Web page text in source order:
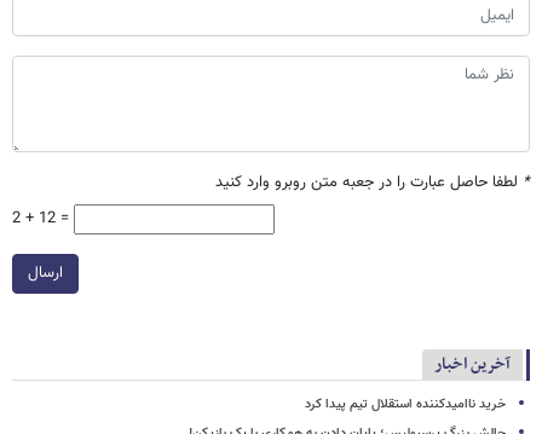
* لطفا حاصل عبارت را در جعبه متن روبرو وارد کنید
2 + 12 =
ارسال
آخرین اخبار
خرید ناامیدکننده استقلال تیم پیدا کرد